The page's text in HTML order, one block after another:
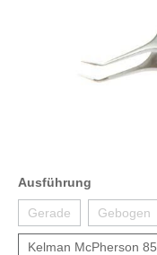
Ausführung
Gerade Gebogen
Kelman McPherson